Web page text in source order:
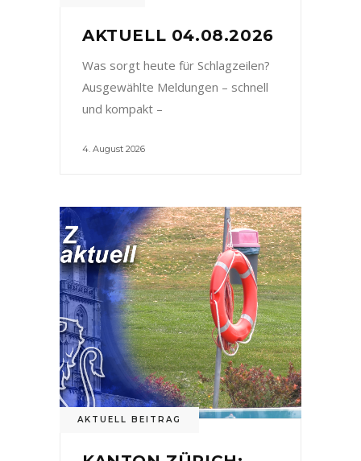
AKTUELL 04.08.2026
Was sorgt heute für Schlagzeilen?
Ausgewählte Meldungen – schnell
und kompakt –
4. August 2026
AKTUELL BEITRAG